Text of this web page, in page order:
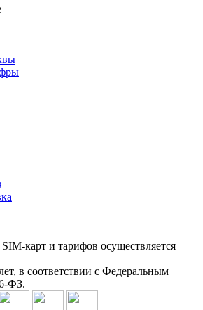
карт и тарифов осуществляется
в соответствии с Федеральным
ФЗ.